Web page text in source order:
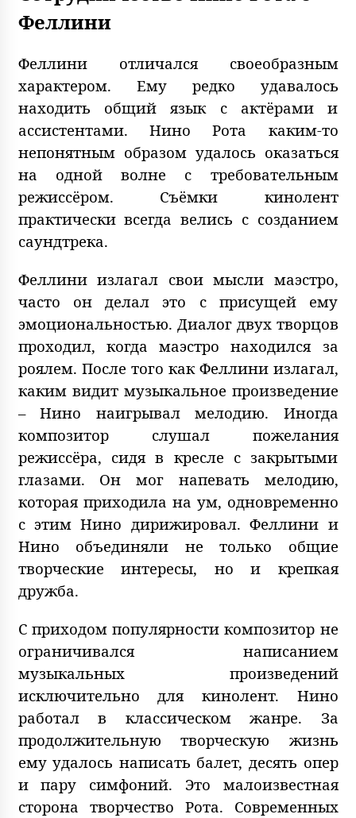
Феллини
Феллини отличался своеобразным
характером. Ему редко удавалось
находить общий язык с актёрами и
ассистентами. Нино Рота каким-то
непонятным образом удалось оказаться
на одной волне с требовательным
режиссёром. Съёмки кинолент
практически всегда велись с созданием
саундтрека.
Феллини излагал свои мысли маэстро,
часто он делал это с присущей ему
эмоциональностью. Диалог двух творцов
проходил, когда маэстро находился за
роялем. После того как Феллини излагал,
каким видит музыкальное произведение
– Нино наигрывал мелодию. Иногда
композитор слушал пожелания
режиссёра, сидя в кресле с закрытыми
глазами. Он мог напевать мелодию,
которая приходила на ум, одновременно
с этим Нино дирижировал. Феллини и
Нино объединяли не только общие
творческие интересы, но и крепкая
дружба.
С приходом популярности композитор не
ограничивался написанием
музыкальных произведений
исключительно для кинолент. Нино
работал в классическом жанре. За
продолжительную творческую жизнь
ему удалось написать балет, десять опер
и пару симфоний. Это малоизвестная
сторона творчество Рота. Современных